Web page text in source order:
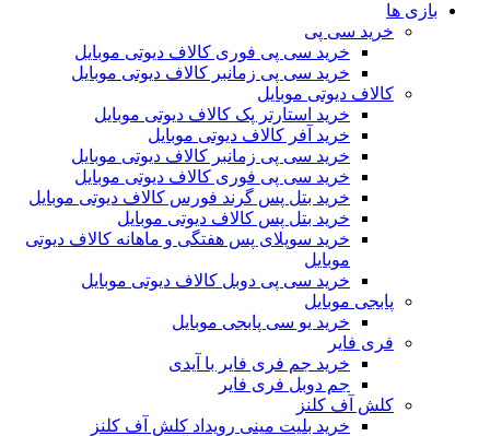
بازی ها
خرید سی پی
خرید سی پی فوری کالاف دیوتی موبایل
خرید سی پی زمانبر کالاف دیوتی موبایل
کالاف دیوتی موبایل
خرید استارتر پک کالاف دیوتی موبایل
خرید آفر کالاف دیوتی موبایل
خرید سی پی زمانبر کالاف دیوتی موبایل
خرید سی پی فوری کالاف دیوتی موبایل
خرید بتل پس گرند فورس کالاف دیوتی موبایل
خرید بتل پس کالاف دیوتی موبایل
خرید سوپلای پس هفتگی و ماهانه کالاف دیوتی
موبایل
خرید سی پی دوبل کالاف دیوتی موبایل
پابجی موبایل
خرید یو سی پابجی موبایل
فری فایر
خرید جم فری فایر با آیدی
جم دوبل فری فایر
کلش آف کلنز
خرید بلیت مینی رویداد کلش آف کلنز